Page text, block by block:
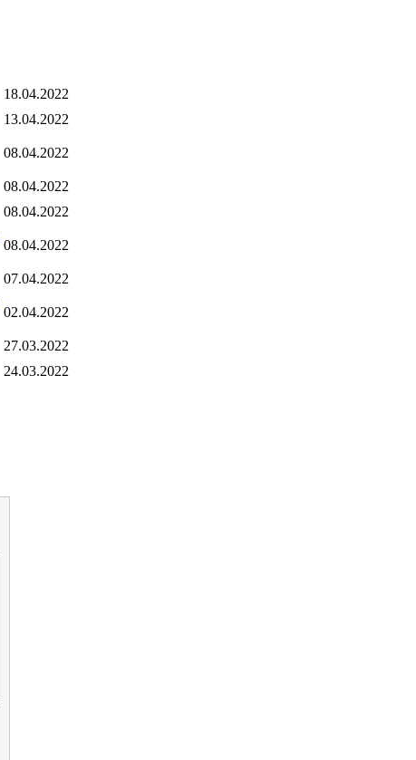
18.04.2022
13.04.2022
08.04.2022
08.04.2022
08.04.2022
08.04.2022
07.04.2022
02.04.2022
27.03.2022
24.03.2022